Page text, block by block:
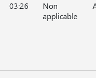
03:26
Non
applicable